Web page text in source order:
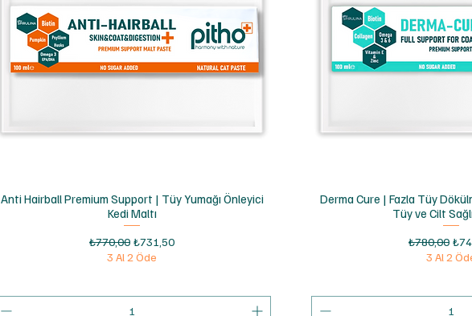
Hızlı Bakış
Anti Hairball Premium Support | Tüy Yumağı Önleyici
Kedi Maltı
Normal Fiyat
₺770,00 İndirimli Fiyat
₺731,50
3 Al 2 Öde
Hızlı
Derma Cure | Fazla Tüy
Tüy ve Cilt
Normal Fiyat
₺780,00
3 Al 2